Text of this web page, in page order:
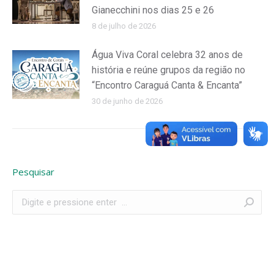
Gianecchini nos dias 25 e 26
8 de julho de 2026
Água Viva Coral celebra 32 anos de
história e reúne grupos da região no
“Encontro Caraguá Canta & Encanta”
30 de junho de 2026
Pesquisar